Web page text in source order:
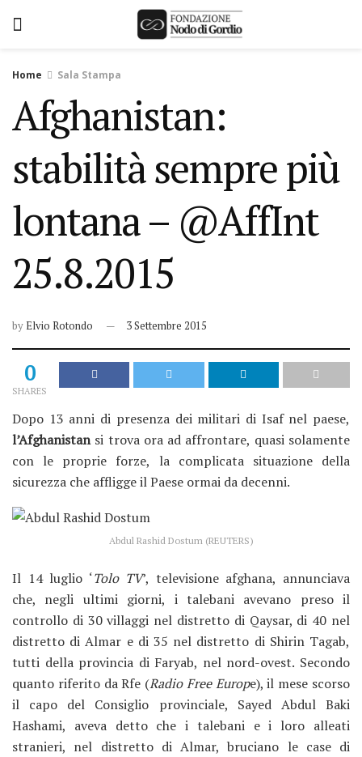
Home Sala Stampa
Afghanistan:
stabilità sempre più
lontana – @AffInt
25.8.2015
byElvio Rotondo 3 Settembre 2015
0
SHARES
Dopo 13 anni di presenza dei militari di Isaf nel paese,
l’Afghanistansi trova ora ad affrontare, quasi solamente
con le proprie forze, la complicata situazione della
sicurezza che affligge il Paese ormai da decenni.
Abdul Rashid Dostum (REUTERS)
Il 14 luglio ‘Tolo TV’, televisione afghana, annunciava
che, negli ultimi giorni, i talebani avevano preso il
controllo di 30 villaggi nel distretto di Qaysar, di 40 nel
distretto di Almar e di 35 nel distretto di Shirin Tagab,
tutti della provincia di Faryab, nel nord-ovest. Secondo
quanto riferito da Rfe (Radio Free Europe), il mese scorso
il capo del Consiglio provinciale, Sayed Abdul Baki
Hashami, aveva detto che i talebani e i loro alleati
stranieri, nel distretto di Almar, bruciano le case di